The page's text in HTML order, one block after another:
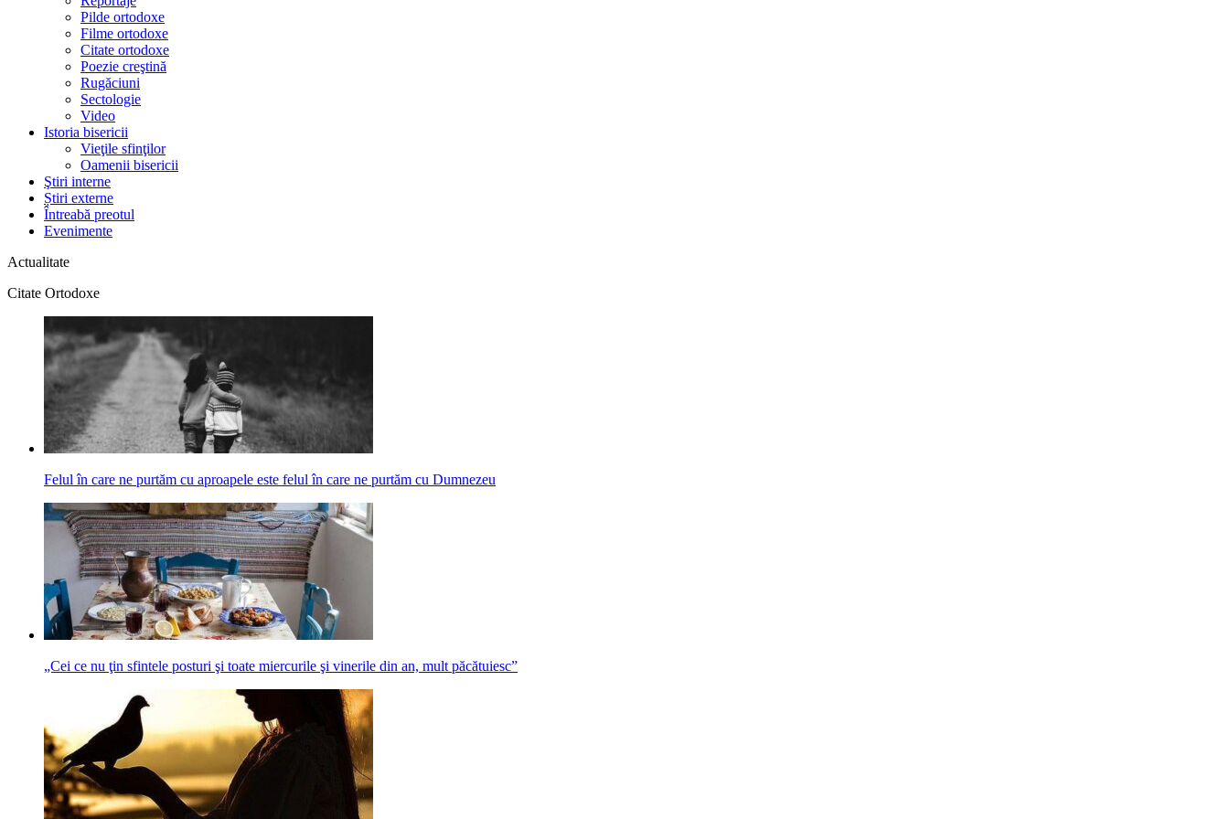
Pilde ortodoxe
Filme ortodoxe
Citate ortodoxe
Poezie creştină
Rugăciuni
Sectologie
Video
Istoria bisericii
Vieţile sfinţilor
Oamenii bisericii
Ştiri interne
Știri externe
Întreabă preotul
Evenimente
Actualitate
Citate Ortodoxe
Felul în care ne purtăm cu aproapele este felul în care ne purtăm cu Dumnezeu
„Cei ce nu ţin sfintele posturi şi toate miercurile şi vinerile din an, mult păcătuiesc”